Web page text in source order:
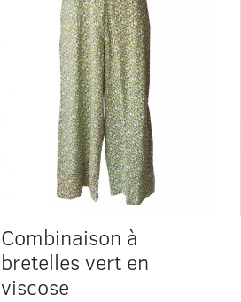
Combinaison à
bretelles vert en
viscose